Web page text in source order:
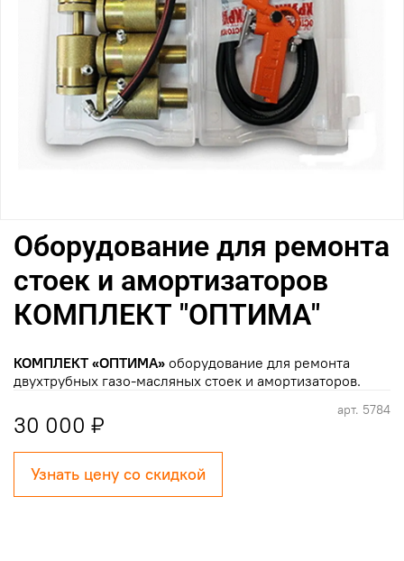
арт. 5784
Оборудование для ремонта
стоек и амортизаторов
КОМПЛЕКТ "ОПТИМА"
30 000 ₽
Узнать цену со скидкой
КОМПЛЕКТ «ОПТИМА» оборудование для ремонта
двухтрубных газо-масляных стоек и амортизаторов.